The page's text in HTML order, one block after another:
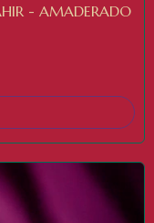
- AMADERADO